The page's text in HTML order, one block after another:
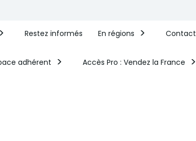
Restez informés En régions Contact
adhérent Accès Pro : Vendez la France​